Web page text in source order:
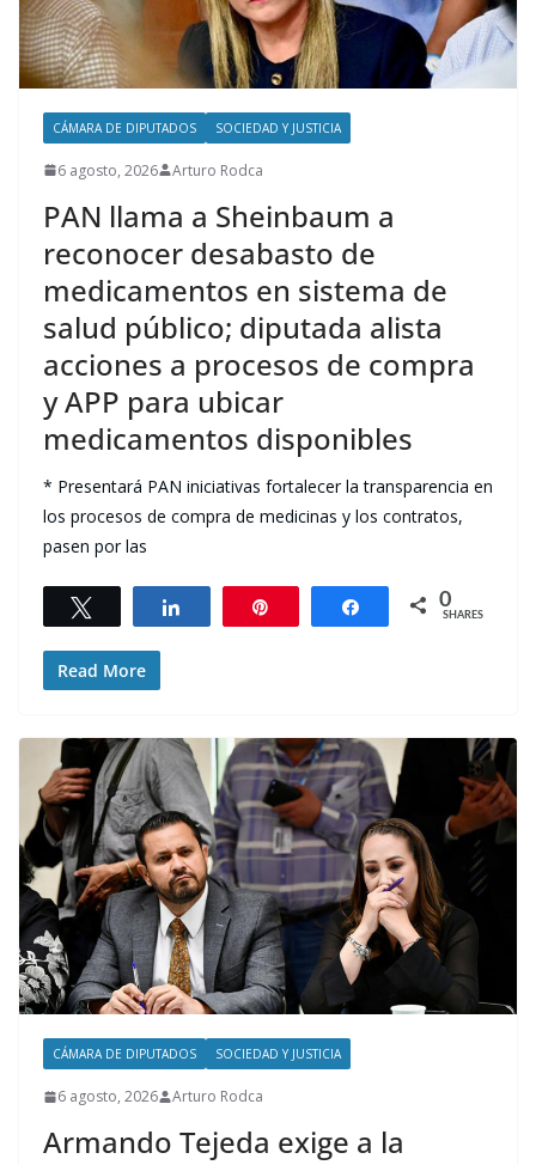
CÁMARA DE DIPUTADOS SOCIEDAD Y JUSTICIA
6 agosto, 2026 Arturo Rodca
PAN llama a Sheinbaum a
reconocer desabasto de
medicamentos en sistema de
salud público; diputada alista
acciones a procesos de compra
y APP para ubicar
medicamentos disponibles
* Presentará PAN iniciativas fortalecer la transparencia en
los procesos de compra de medicinas y los contratos,
pasen por las
Share 0
SHARES
Read More
CÁMARA DE DIPUTADOS SOCIEDAD Y JUSTICIA
6 agosto, 2026 Arturo Rodca
Armando Tejeda exige a la